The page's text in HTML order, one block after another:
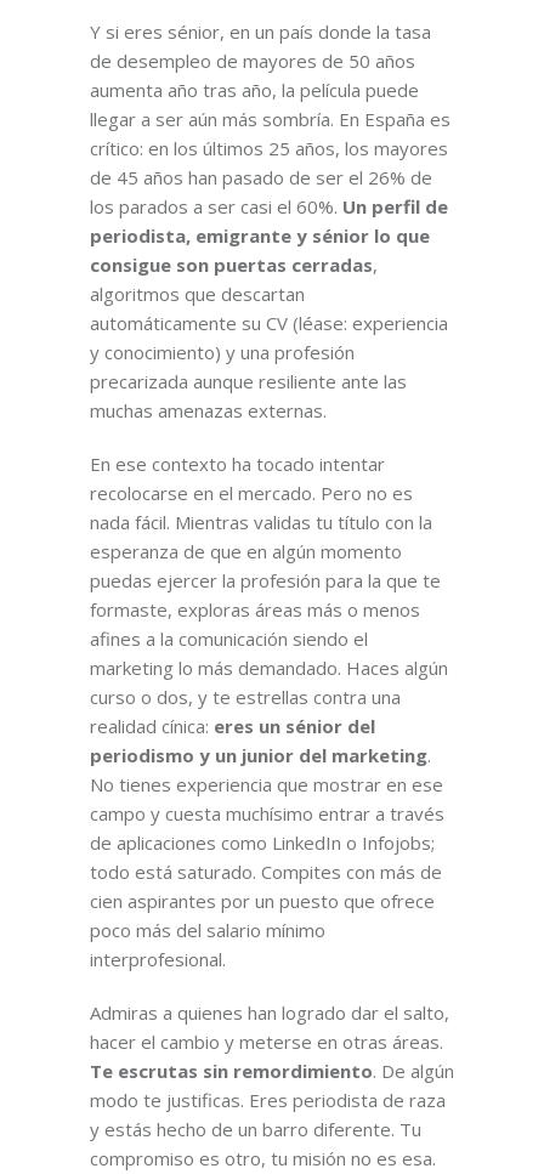
Y si eres sénior, en un país donde la tasa
de desempleo de mayores de 50 años
aumenta año tras año, la película puede
llegar a ser aún más sombría. En España es
crítico: en los últimos 25 años, los mayores
de 45 años han pasado de ser el 26% de
los parados a ser casi el 60%. Un perfil de
periodista, emigrante y sénior lo que
consigue son puertas cerradas,
algoritmos que descartan
automáticamente su CV (léase: experiencia
y conocimiento) y una profesión
precarizada aunque resiliente ante las
muchas amenazas externas.
En ese contexto ha tocado intentar
recolocarse en el mercado. Pero no es
nada fácil. Mientras validas tu título con la
esperanza de que en algún momento
puedas ejercer la profesión para la que te
formaste, exploras áreas más o menos
afines a la comunicación siendo el
marketing lo más demandado. Haces algún
curso o dos, y te estrellas contra una
realidad cínica: eres un sénior del
periodismo y un junior del marketing.
No tienes experiencia que mostrar en ese
campo y cuesta muchísimo entrar a través
de aplicaciones como LinkedIn o Infojobs;
todo está saturado. Compites con más de
cien aspirantes por un puesto que ofrece
poco más del salario mínimo
interprofesional.
Admiras a quienes han logrado dar el salto,
hacer el cambio y meterse en otras áreas.
Te escrutas sin remordimiento. De algún
modo te justificas. Eres periodista de raza
y estás hecho de un barro diferente. Tu
compromiso es otro, tu misión no es esa.